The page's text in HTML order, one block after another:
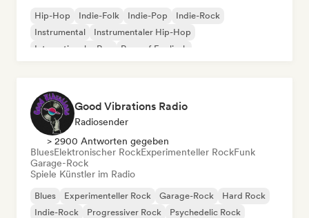
Hip-Hop Indie-Folk Indie-Pop
Indie-Rock
Instrumental
Instrumentaler Hip-Hop
Internationaler Rap
Rap auf Englisch
Good Vibrations Radio
Radiosender
> 2900 Antworten gegeben
BluesElektronischer RockExperimenteller RockFunk
Garage-Rock
Spiele Künstler im Radio
Blues Experimenteller Rock Garage-Rock
Hard Rock
Indie-Rock
Progressiver Rock
Psychedelic Rock